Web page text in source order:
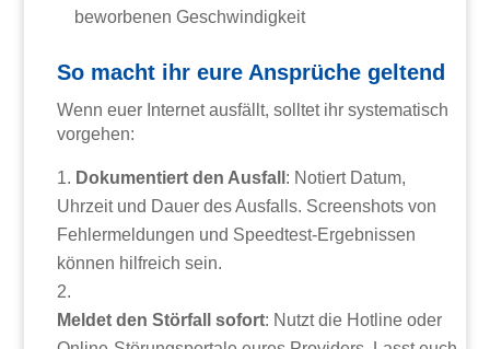
beworbenen Geschwindigkeit
So macht ihr eure Ansprüche geltend
Wenn euer Internet ausfällt, solltet ihr systematisch
vorgehen:
Dokumentiert den Ausfall : Notiert Datum,
Uhrzeit und Dauer des Ausfalls. Screenshots von
Fehlermeldungen und Speedtest-Ergebnissen
können hilfreich sein.
Meldet den Störfall sofort: Nutzt die Hotline oder